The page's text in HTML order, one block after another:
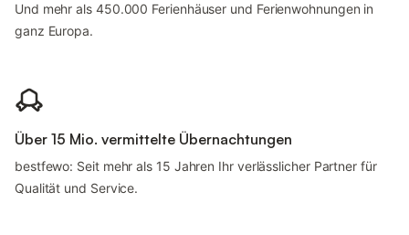
Und mehr als 450.000 Ferienhäuser und Ferienwohnungen in
ganz Europa.
Über 15 Mio. vermittelte Übernachtungen
bestfewo: Seit mehr als 15 Jahren Ihr verlässlicher Partner für
Qualität und Service.